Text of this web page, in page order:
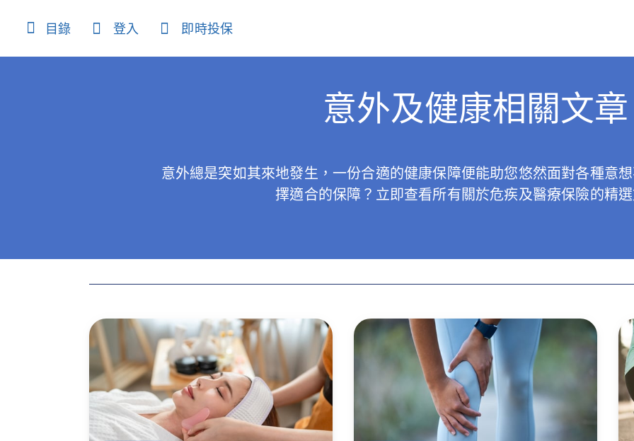
目錄 登入 即時投保
意外及健康相關文章
意外總是突如其來地發生，一份合適的健康保障便能助您悠然面對各種意
擇適合的保障？立即查看所有關於危疾及醫療保險的精